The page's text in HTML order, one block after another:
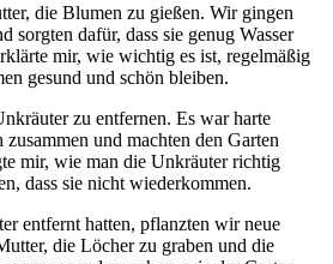
die Blumen zu gießen. Wir gingen
sorgten dafür, dass sie genug Wasser
mir, wie wichtig es ist, regelmäßig
gesund und schön bleiben.
zu entfernen. Es war harte
und machten den Garten
mir, wie man die Unkräuter richtig
dass sie nicht wiederkommen.
entfernt hatten, pflanzten wir neue
die Löcher zu graben und die